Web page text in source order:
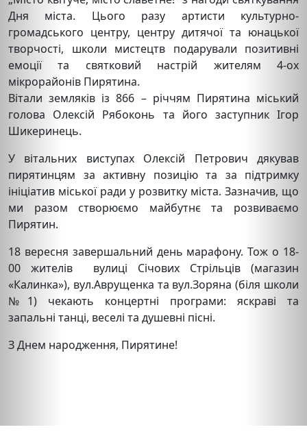
Дня міста. Цього разу артисти культурно-
громадського центру, центру дитячої та юнацької
творчості, школи мистецтв подарували позитивні
емоції та святковий настрій жителям 4-ох
мікрорайонів Пирятина.
Вітали земляків із 866 – річчям Пирятина міський
голова Олексій Рябоконь та його заступник Ігор
Шикеринець.
У вітальних виступах Олексій Петрович дякував
пирятинцям за активну позицію та за підтримку
ініціатив міської ради у розвитку міста. Зазначив, що
ми разом створюємо майбутнє та розвиваємо
Пирятин.
18 вересня завершальний день марафону. Тож о 18-
00 жителів вулиці Січових Стрільців (магазин
«Калинка»), вул.Аврущенка та вул.Зоряна (біля школи
№1) чекають концертні програми: яскраві та
запальні танці, веселі та душевні пісні.
З Днем народження, Пирятине!